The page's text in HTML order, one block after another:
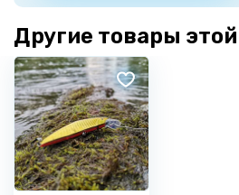
Другие товары